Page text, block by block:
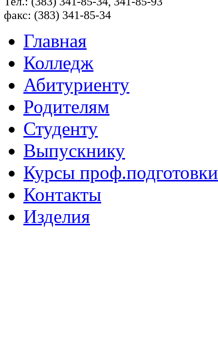
факс: (383) 341-85-34
Главная
Колледж
Абитуриенту
Родителям
Студенту
Выпускнику
Курсы проф.подготовки
Контакты
Изделия